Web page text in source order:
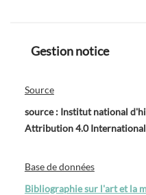
Gestion notice
Source
source : Institut national
Attribution 4.0 International
Base de données
Bibliographie sur l'art et la